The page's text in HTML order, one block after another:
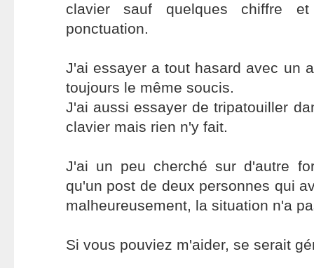
clavier sauf quelques chiffre
ponctuation.
J'ai essayer a tout hasard avec un
toujours le même soucis.
J'ai aussi essayer de tripatouiller
clavier mais rien n'y fait.
J'ai un peu cherché sur d'autre
qu'un post de deux personnes qui
malheureusement, la situation n'a
Si vous pouviez m'aider, se serait